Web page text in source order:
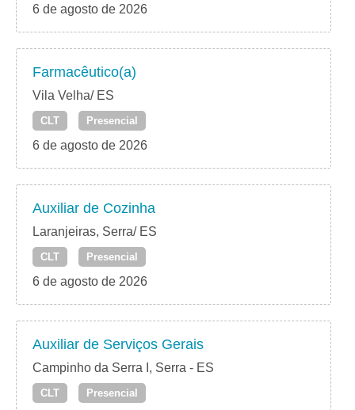
6 de agosto de 2026
Farmacêutico(a)
Vila Velha/ ES
CLT Presencial
6 de agosto de 2026
Auxiliar de Cozinha
Laranjeiras, Serra/ ES
CLT Presencial
6 de agosto de 2026
Auxiliar de Serviços Gerais
Campinho da Serra I, Serra - ES
CLT Presencial